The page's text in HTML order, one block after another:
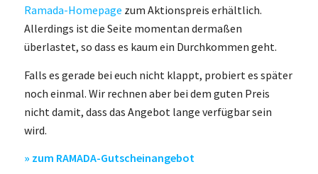
Ramada-Homepage zum Aktionspreis erhältlich.
Allerdings ist die Seite momentan dermaßen
überlastet, so dass es kaum ein Durchkommen geht.
Falls es gerade bei euch nicht klappt, probiert es später
noch einmal. Wir rechnen aber bei dem guten Preis
nicht damit, dass das Angebot lange verfügbar sein
wird.
» zum RAMADA-Gutscheinangebot